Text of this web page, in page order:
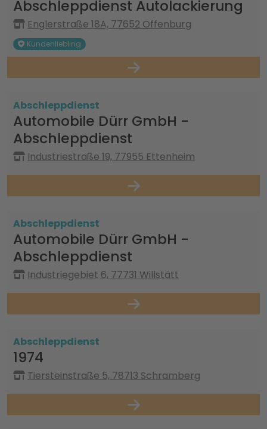
Abschleppdienst Autolackierung
Englerstraße 18A, 77652 Offenburg
Kundenliebling
Abschleppdienst
Automobile Dürr GmbH -
Abschleppdienst
Industriestraße 19, 77955 Ettenheim
Abschleppdienst
Automobile Dürr GmbH -
Abschleppdienst
Industriegebiet 6, 77731 Willstätt
Abschleppdienst
1974
Tiersteinstraße 5, 78713 Schramberg